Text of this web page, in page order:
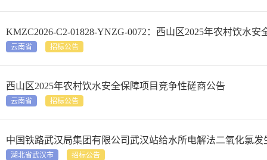
KMZC2026-C2-01828-YNZG-0072：西山区2025年农村饮水
云南省 招标公告
西山区2025年农村饮水安全保障项目竞争性磋商公告
云南省 招标公告
中国铁路武汉局集团有限公司武汉站给水所电解法二氧化氯
湖北省武汉市 招标公告